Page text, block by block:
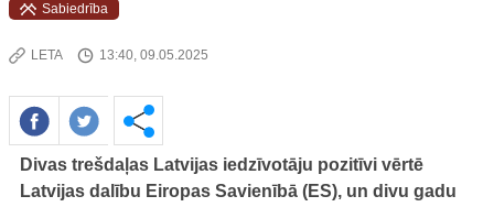
Sabiedrība
LETA 13:40, 09.05.2025
Divas trešdaļas Latvijas iedzīvotāju pozitīvi vērtē
Latvijas dalību Eiropas Savienībā (ES), un divu gadu